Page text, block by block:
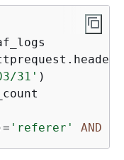
31'
= 'referer' AND